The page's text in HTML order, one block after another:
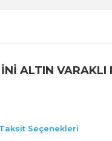
ALTIN VARAKLI
Taksit Seçenekleri